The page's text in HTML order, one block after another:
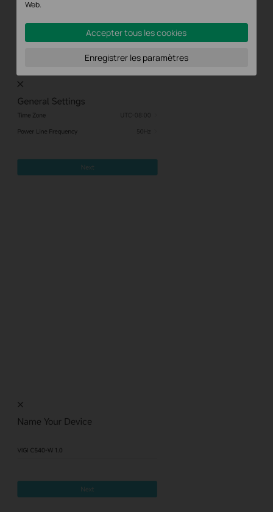
Web.
Accepter tous les cookies
Enregistrer les paramètres